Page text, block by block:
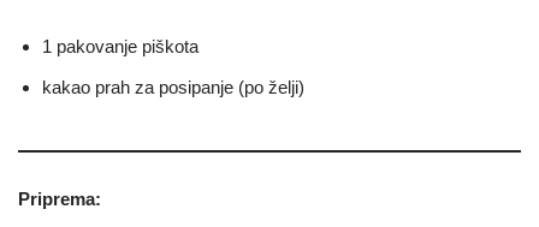
1 pakovanje piškota
kakao prah za posipanje (po želji)
Priprema: